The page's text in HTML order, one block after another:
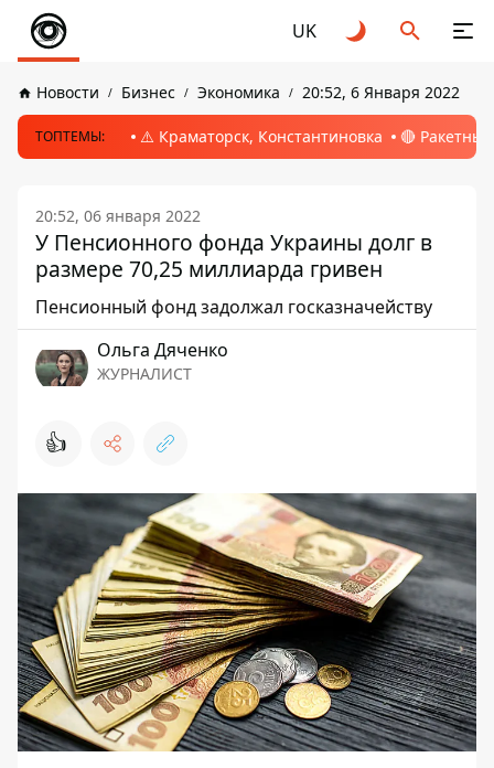
UK
Новости Бизнес Экономика 20:52, 6 Января 2022
ТОПТЕМЫ: ⚠️ Краматорск, Константиновка 🔴
20:52, 06 января 2022
У Пенсионного фонда Украины долг в
размере 70,25 миллиарда гривен
Пенсионный фонд задолжал госказначейству
Ольга Дяченко
ЖУРНАЛИСТ
👍